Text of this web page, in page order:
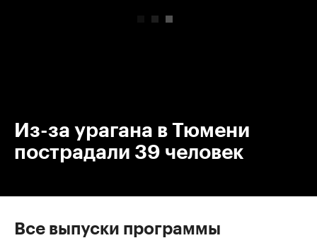
Из-за урагана в Тюмени
пострадали 39 человек
Все выпуски программы